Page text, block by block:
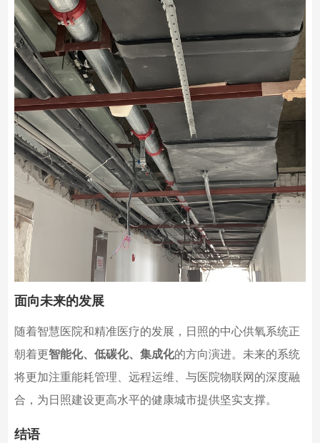
面向未来的发展
随着智慧医院和精准医疗的发展，日照的中心供氧系统正
朝着更智能化、低碳化、集成化的方向演进。未来的系统
将更加注重能耗管理、远程运维、与医院物联网的深度融
合，为日照建设更高水平的健康城市提供坚实支撑。
结语